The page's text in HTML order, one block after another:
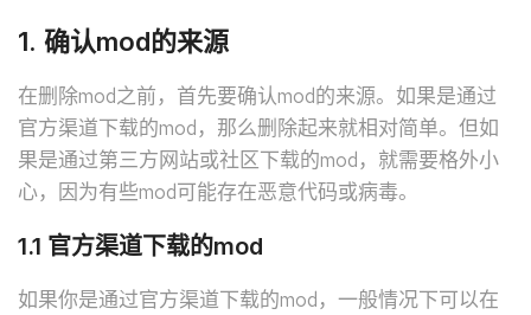
1. 确认mod的来源
在删除mod之前，首先要确认mod的来源。如果是通过
官方渠道下载的mod，那么删除起来就相对简单。但如
果是通过第三方网站或社区下载的mod，就需要格外小
心，因为有些mod可能存在恶意代码或病毒。
1.1 官方渠道下载的mod
如果你是通过官方渠道下载的mod，一般情况下可以在